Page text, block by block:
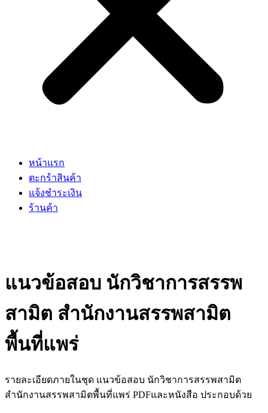
หน้าแรก
ตะกร้าสินค้า
แจ้งชำระเงิน
ร้านค้า
แนวข้อสอบ นักวิชาการสรรพ
สามิต สำนักงานสรรพสามิต
พื้นที่แพร่
รายละเอียดภายในชุด แนวข้อสอบ นักวิชาการสรรพสามิต
สำนักงานสรรพสามิตพื้นที่แพร่ PDFและหนังสือ ประกอบด้วย